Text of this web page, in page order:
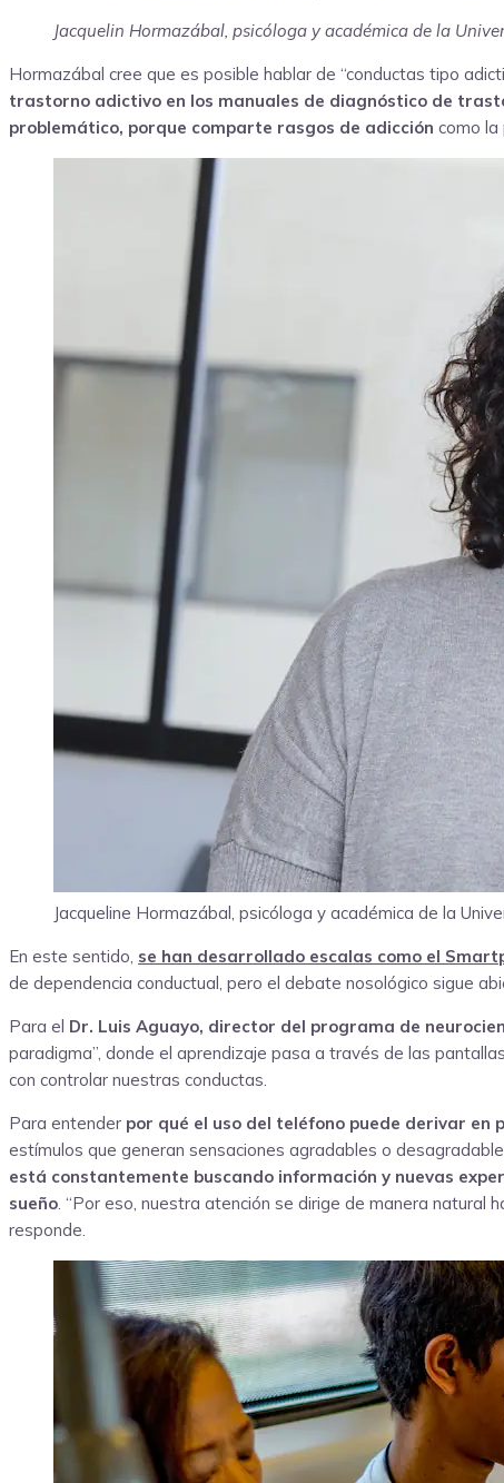
Jacquelin Hormazábal, psicóloga y académica de la
Hormazábal cree que es posible hablar de “conductas tipo
trastorno adictivo en los manuales de diagnóstico de
problemático, porque comparte rasgos de adicción como la
Jacqueline Hormazábal, psicóloga y académica de la
En este sentido, se han desarrollado escalas como el
de dependencia conductual, pero el debate nosológico sigue
Para el Dr. Luis Aguayo, director del programa de
paradigma”, donde el aprendizaje pasa a través de las
con controlar nuestras conductas.
Para entender por qué el uso del teléfono puede derivar en
estímulos que generan sensaciones agradables o
está constantemente buscando información y nuevas
sueño. “Por eso, nuestra atención se dirige de manera natural
responde.